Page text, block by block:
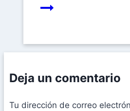
Deja un comentario
Tu dirección de correo